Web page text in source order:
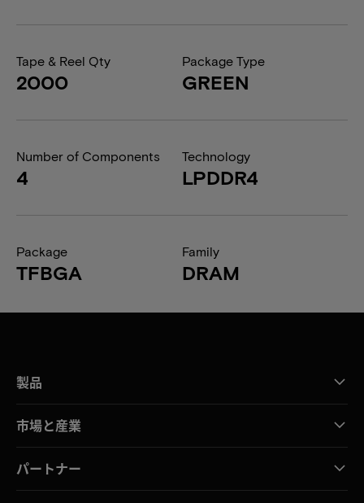
Tape & Reel Qty
2000
Package Type
GREEN
Number of Components
4
Technology
LPDDR4
Package
TFBGA
Family
DRAM
製品
市場と産業
パートナー